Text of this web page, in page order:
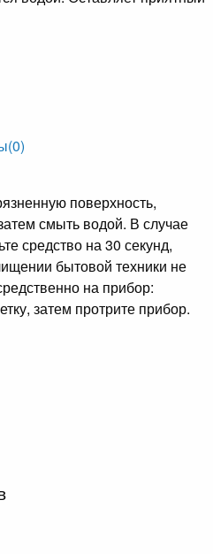
(0)
поверхность,
смыть водой. В случае
средство на 30 секунд,
бытовой техники не
на прибор:
затем протрите прибор.